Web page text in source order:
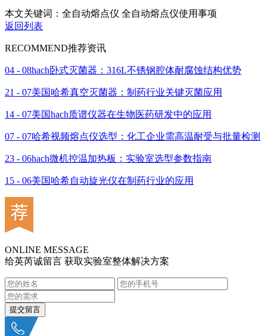
本文关键词：全自动熔点仪 全自动熔点仪使用事项
返回列表
RECOMMEND推荐资讯
04 - 08hach卧式灭菌器：316L不锈钢腔体耐腐蚀结构优势
21 - 07美国哈希真空灭菌器：制药行业关键灭菌应用
14 - 07美国hach质谱仪器在生物医药研发中的应用
07 - 07哈希视频熔点仪选型：化工企业需高温耐受与批量检测
23 - 06hach微机控温加热板：实验室选型参数指南
15 - 06美国哈希自动旋光仪在制药行业的应用
ONLINE MESSAGE
给英芮诚留言 获取实验室整体解决方案